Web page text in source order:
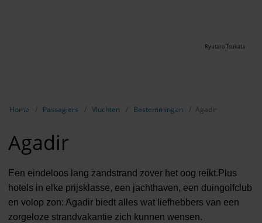
Ryutaro Tsukata
Home Passagiers Vluchten Bestemmingen Agadir
Agadir
Een eindeloos lang zandstrand zover het oog reikt.Plus
hotels in elke prijsklasse, een jachthaven, een duingolfclub
en volop zon: Agadir biedt alles wat liefhebbers van een
zorgeloze strandvakantie zich kunnen wensen.